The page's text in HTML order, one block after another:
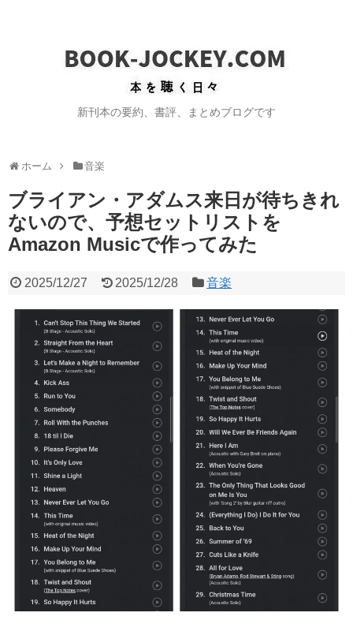
新刊本の要約、書評、まとめブログです
ホーム 音楽
ブライアン・アダムス来日が待ちきれ
ないので、予想セットリストを
Amazon Musicで作ってみた
2025/12/27 2025/12/28 音楽